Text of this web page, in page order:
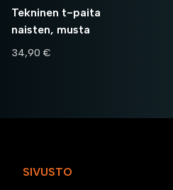
Tekninen t-paita
naisten, musta
34,90 €
SIVUSTO